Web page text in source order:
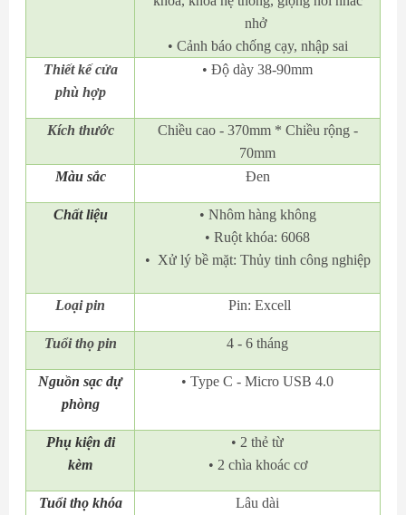
nhở
• Cảnh báo chống cạy, nhập sai
Thiết kế cửa
phù hợp
• Độ dày 38-90mm
Kích thước
Chiều cao - 370mm * Chiều rộng -
70mm
Màu sắc
Đen
Chất liệu
• Nhôm hàng không
• Ruột khóa: 6068
• Xử lý bề mặt: Thủy tinh công nghiệp
Loại pin Pin: Excell
Tuổi thọ pin 4 - 6 tháng
Nguồn sạc dự
phòng
• Type C - Micro USB 4.0
Phụ kiện đi
kèm
• 2 thẻ từ
• 2 chìa khoác cơ
Tuổi thọ khóa Lâu dài